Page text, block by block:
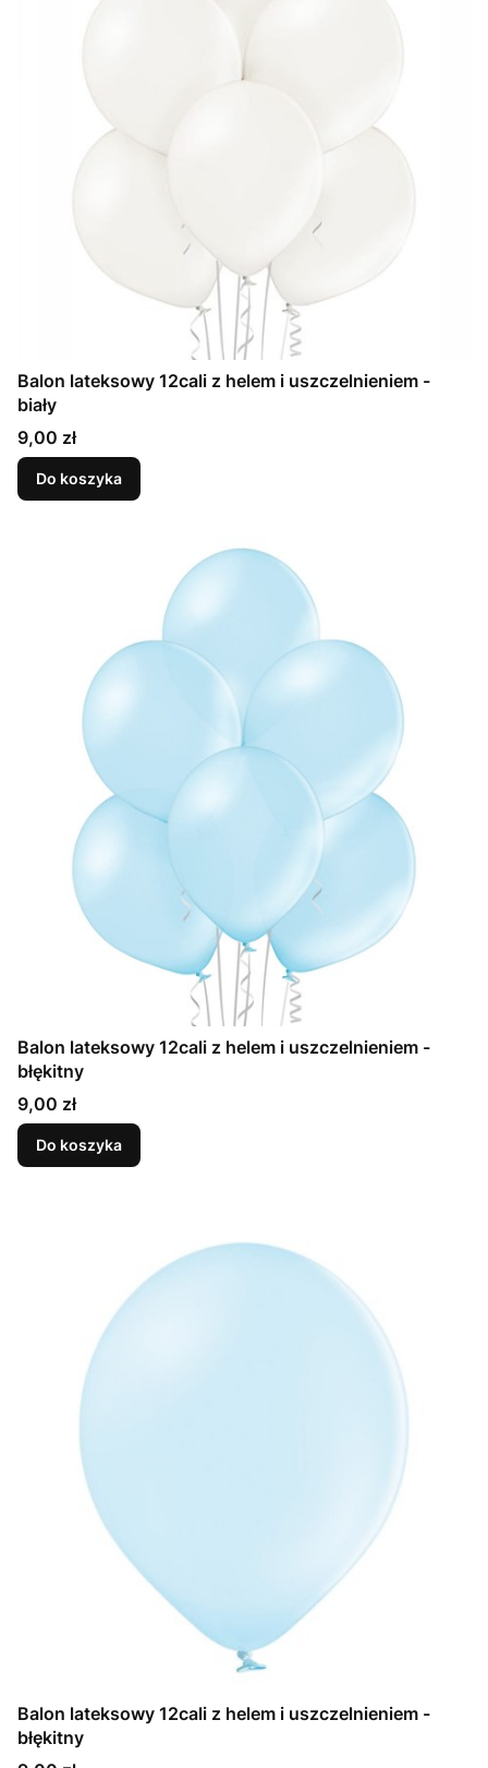
Balon lateksowy 12cali z helem i uszczelnieniem -
biały
Cena
9,00 zł
Do koszyka
Balon lateksowy 12cali z helem i uszczelnieniem -
błękitny
Cena
9,00 zł
Do koszyka
Balon lateksowy 12cali z helem i uszczelnieniem -
błękitny